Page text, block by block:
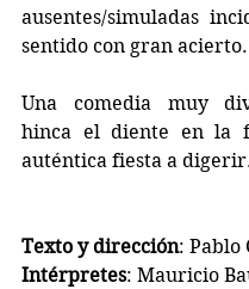
ausentes/simuladas
sentido con gran acierto.
Una comedia muy
hinca el diente en la
auténtica fiesta a
Texto y dirección: Pablo
Intérpretes: Mauricio